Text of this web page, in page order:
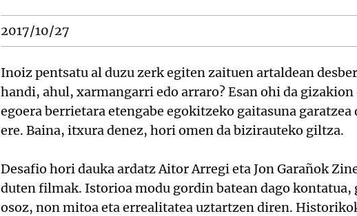
2017/10/27
Inoiz pentsatu al duzu zerk egiten zaituen artaldean
handi, ahul, xarmangarri edo arraro? Esan ohi da
egoera berrietara etengabe egokitzeko gaitasuna garatzea
ere. Baina, itxura denez, hori omen da bizirauteko giltza.
Desafio hori dauka ardatz Aitor Arregi eta Jon Garañok
duten filmak. Istorioa modu gordin batean dago kontatua,
osoz, non mitoa eta errealitatea uztartzen diren.